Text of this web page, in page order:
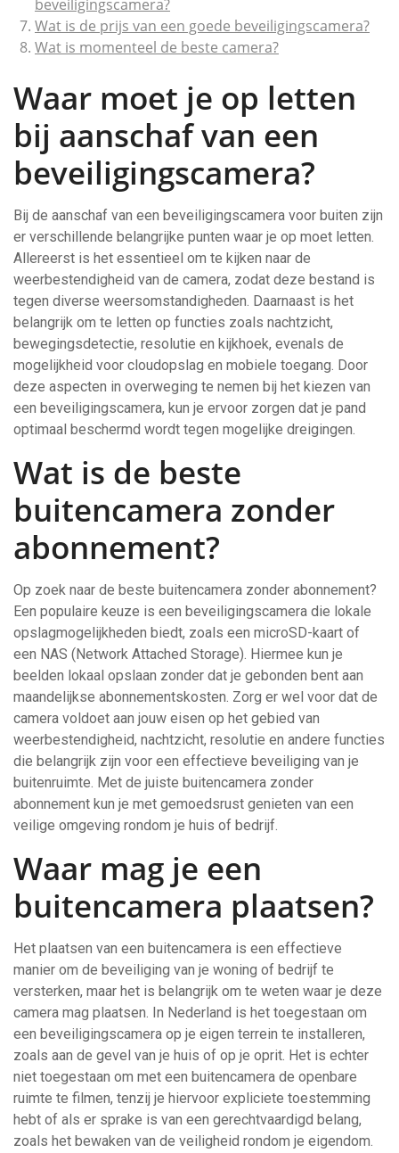
beveiligingscamera?
Wat is de prijs van een goede beveiligingscamera?
Wat is momenteel de beste camera?
Waar moet je op letten
bij aanschaf van een
beveiligingscamera?
Bij de aanschaf van een beveiligingscamera voor buiten zijn
er verschillende belangrijke punten waar je op moet letten.
Allereerst is het essentieel om te kijken naar de
weerbestendigheid van de camera, zodat deze bestand is
tegen diverse weersomstandigheden. Daarnaast is het
belangrijk om te letten op functies zoals nachtzicht,
bewegingsdetectie, resolutie en kijkhoek, evenals de
mogelijkheid voor cloudopslag en mobiele toegang. Door
deze aspecten in overweging te nemen bij het kiezen van
een beveiligingscamera, kun je ervoor zorgen dat je pand
optimaal beschermd wordt tegen mogelijke dreigingen.
Wat is de beste
buitencamera zonder
abonnement?
Op zoek naar de beste buitencamera zonder abonnement?
Een populaire keuze is een beveiligingscamera die lokale
opslagmogelijkheden biedt, zoals een microSD-kaart of
een NAS (Network Attached Storage). Hiermee kun je
beelden lokaal opslaan zonder dat je gebonden bent aan
maandelijkse abonnementskosten. Zorg er wel voor dat de
camera voldoet aan jouw eisen op het gebied van
weerbestendigheid, nachtzicht, resolutie en andere functies
die belangrijk zijn voor een effectieve beveiliging van je
buitenruimte. Met de juiste buitencamera zonder
abonnement kun je met gemoedsrust genieten van een
veilige omgeving rondom je huis of bedrijf.
Waar mag je een
buitencamera plaatsen?
Het plaatsen van een buitencamera is een effectieve
manier om de beveiliging van je woning of bedrijf te
versterken, maar het is belangrijk om te weten waar je deze
camera mag plaatsen. In Nederland is het toegestaan om
een beveiligingscamera op je eigen terrein te installeren,
zoals aan de gevel van je huis of op je oprit. Het is echter
niet toegestaan om met een buitencamera de openbare
ruimte te filmen, tenzij je hiervoor expliciete toestemming
hebt of als er sprake is van een gerechtvaardigd belang,
zoals het bewaken van de veiligheid rondom je eigendom.